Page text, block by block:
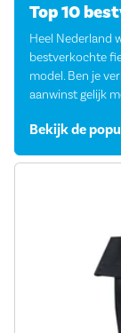
Top 10
Heel Nederland
bestverkochte
model. Ben je
aanwinst gelijk
Bekijk de